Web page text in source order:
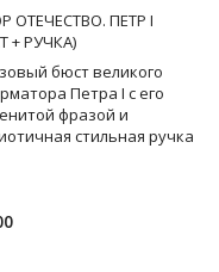
ОТЕЧЕСТВО. ПЕТР I
+ РУЧКА)
бюст великого
Петра I с его
фразой и
стильная ручка